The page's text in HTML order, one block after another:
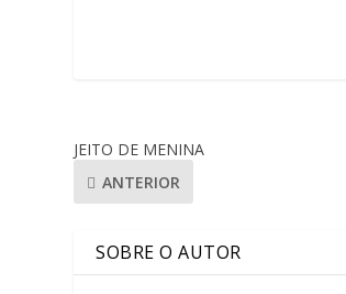
JEITO DE MENINA
ANTERIOR
SOBRE O AUTOR